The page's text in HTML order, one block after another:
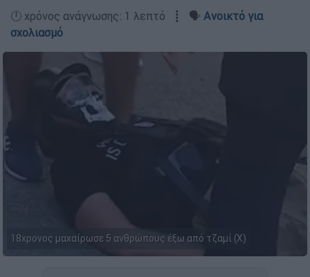
🕛 χρόνος ανάγνωσης: 1 λεπτό ┋ 🗣️ Ανοικτό για
σχολιασμό
18χρονος μαχαίρωσε 5 ανθρώπους έξω από τζαμί (Χ)